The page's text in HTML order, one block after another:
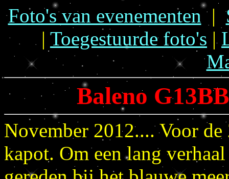
Foto's van evenementen|
| Toegestuurde foto's |
Baleno
November 2012.... Voor
kapot. Om een lang